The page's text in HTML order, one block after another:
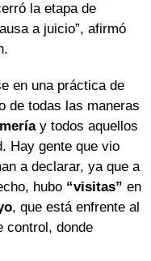
la etapa de
a juicio”, afirmó
en una práctica de
de todas las maneras
y todos aquellos
Hay gente que vio
a declarar, ya que a
hubo “visitas” en
, que está enfrente al
control, donde